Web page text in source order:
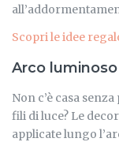
Scopri le idee
Arco luminoso
Non c’è casa
fili di luce? Le
applicate lungo